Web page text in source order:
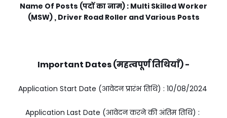
Name Of Posts (पदों का नाम) : Multi Skilled Worker
(MSW) , Driver Road Roller and Various Posts
Important Dates (महत्वपूर्ण तिथियाँ) -
Application Start Date (आवेदन प्रारंभ तिथि) : 10/08/2024
Application Last Date (आवेदन करने की अंतिम तिथि) :